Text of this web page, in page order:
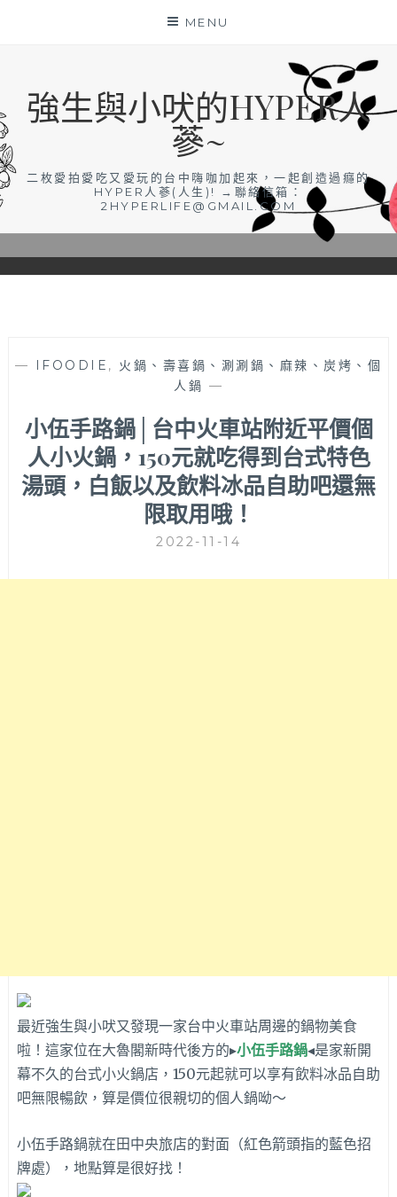
MENU
強生與小吠的HYPER人
蔘~
二枚愛拍愛吃又愛玩的台中嗨咖加起來，一起創造過癮的
HYPER人蔘(人生)! →聯絡信箱：
2HYPERLIFE@GMAIL.COM
— IFOODIE , 火鍋、壽喜鍋、涮涮鍋、麻辣、炭烤、個
人鍋 —
小伍手路鍋│台中火車站附近平價個
人小火鍋，150元就吃得到台式特色
湯頭，白飯以及飲料冰品自助吧還無
限取用哦！
2022-11-14
最近強生與小吠又發現一家台中火車站周邊的鍋物美食
啦！這家位在大魯閣新時代後方的▸小伍手路鍋◂是家新開
幕不久的台式小火鍋店，150元起就可以享有飲料冰品自助
吧無限暢飲，算是價位很親切的個人鍋呦～
小伍手路鍋就在田中央旅店的對面（紅色箭頭指的藍色招
牌處），地點算是很好找！